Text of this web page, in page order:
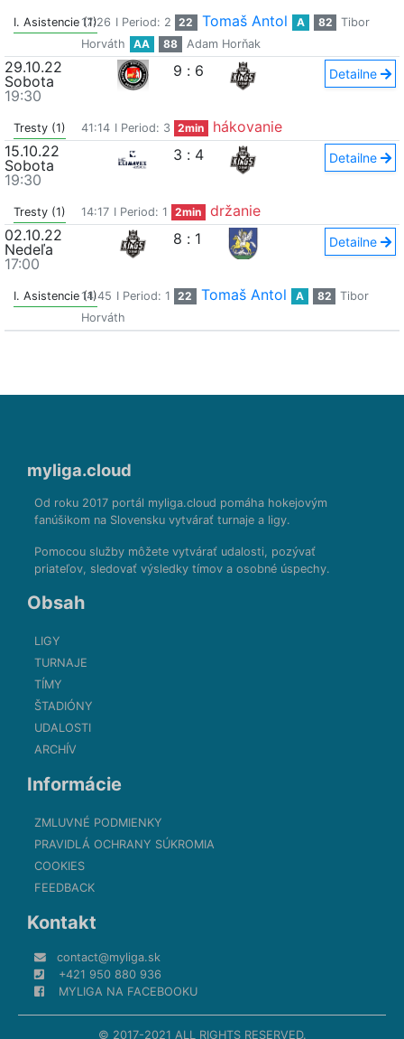
I. Asistencie (1)17:26 I Period: 2 22 Tomaš Antol A 82
Tibor
Horváth
AA 88 Adam Horňak
29.10.22
Sobota
19:30
9 : 6 Detailne
Tresty (1) 41:14 I Period: 3 2min
hákovanie
15.10.22
Sobota
19:30
3 : 4 Detailne
Tresty (1) 14:17 I Period: 1 2min
držanie
02.10.22
Nedeľa
17:00
8 : 1 Detailne
I. Asistencie (1)14:45 I Period: 1 22 Tomaš Antol A 82
Tibor
Horváth
myliga.cloud
Od roku 2017 portál myliga.cloud pomáha hokejovým
fanúšikom na Slovensku vytvárať turnaje a ligy.
Pomocou služby môžete vytvárať udalosti, pozývať
priateľov, sledovať výsledky tímov a osobné úspechy.
Obsah
LIGY
TURNAJE
TÍMY
ŠTADIÓNY
UDALOSTI
ARCHÍV
Informácie
ZMLUVNÉ PODMIENKY
PRAVIDLÁ OCHRANY SÚKROMIA
COOKIES
FEEDBACK
Kontakt
contact@myliga.sk
+421 950 880 936
MYLIGA NA FACEBOOKU
© 2017-2021 ALL RIGHTS RESERVED.